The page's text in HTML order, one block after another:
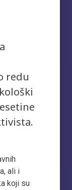
redu
ali i
koji su